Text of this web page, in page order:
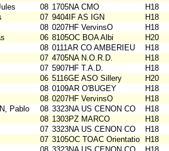
08 1705NA CMO
H18
07 9404IF AS IGN
H18
08 0207HF VervinsO
H18
06 8105OC BOA Albi
H20
08 0111AR CO AMBERIEU
H18
07 4705NA N.O.R.D.
H18
07 5907HF T.A.D.
H18
06 5116GE ASO Sillery
H20
08 0109AR O'BUGEY
H18
08 0207HF VervinsO
H18
Pablo 08 3323NA US CENON CO
H18
08 1303PZ MARCO
H18
07 3323NA US CENON CO
H18
07 3105OC TOAC Orientatio
H18